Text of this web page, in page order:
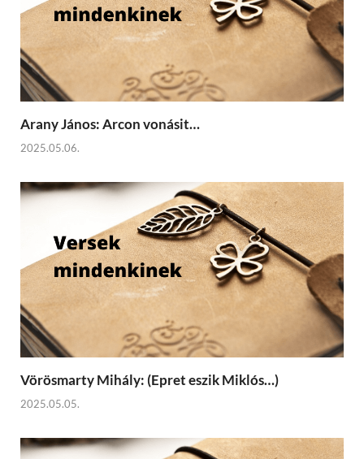
Arany János: Arcon vonásit…
2025.05.06.
Vörösmarty Mihály: (Epret eszik Miklós…)
2025.05.05.